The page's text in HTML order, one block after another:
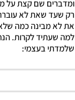
ומדברים שם קצת על
רק שעד שאת לא
את לא מבינה כמה
למה שעתיד לקרות.
שלמדתי בעצמי: